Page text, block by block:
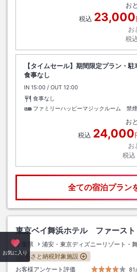
お
税込 23,000
お
税
【タイムセール】期間限定プラン・
食事なし
IN チェックイン
15:00 / OUT チェックアウト
12:00
食事なし
ファミリーハッピーマジックルーム 禁
お
税込 24,000
お
税込
全ての宿泊プラン
東京ベイ舞浜ホテル ファースト
千葉県 浦安・東京ディズニーリゾート・
ふるさと納税対象施設
お客様アンケート評価
81
お気に入り